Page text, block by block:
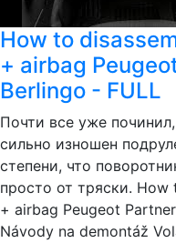
How to
+ airbag
Berlingo - FULL
Почти все уже
сильно изношен
степени, что
просто от тряски.
+ airbag Peugeot
Návody na demontáž